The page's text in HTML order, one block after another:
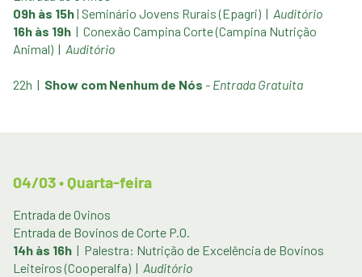
09h às 15h| Seminário Jovens Rurais (Epagri) | Auditório
16h às 19h | Conexão Campina Corte (Campina Nutrição
Animal) | Auditório
22h | Show com Nenhum de Nós - Entrada Gratuita
04/03 • Quarta-feira
Entrada de Ovinos
Entrada de Bovinos de Corte P.O.
14h às 16h | Palestra: Nutrição de Excelência de Bovinos
Leiteiros (Cooperalfa) | Auditório